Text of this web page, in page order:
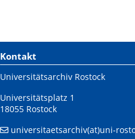
Kontakt
Universitätsarchiv Rostock
Universitätsplatz 1
18055 Rostock
universitaetsarchiv(at)uni-